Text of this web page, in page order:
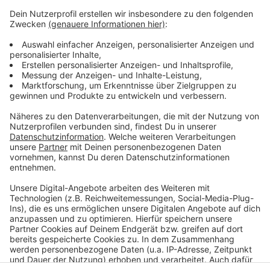
Sorgen, alles wird gut! Auf rauer See braucht man
einen erfahrenen Kapitän, der einen in den sicheren
Hafen der guten Laune schippert. Atzes Mantra für ein
glückliches Leben: "Lass' mich mal machen." Also volle
Kaltstart 24.
Anzeige
Anzeige